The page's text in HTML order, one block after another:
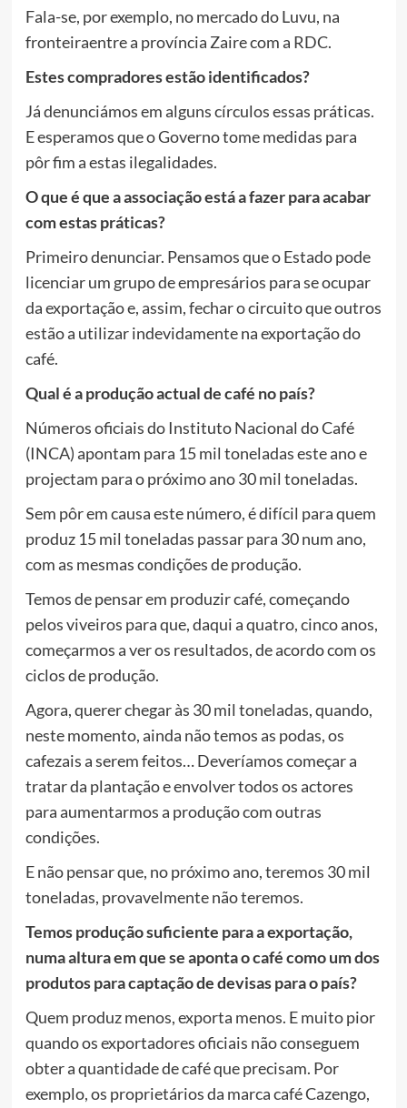
Fala-se, por exemplo, no mercado do Luvu, na
fronteiraentre a província Zaire com a RDC.
Estes compradores estão identificados?
Já denunciámos em alguns círculos essas práticas.
E esperamos que o Governo tome medidas para
pôr fim a estas ilegalidades.
O que é que a associação está a fazer para acabar
com estas práticas?
Primeiro denunciar. Pensamos que o Estado pode
licenciar um grupo de empresários para se ocupar
da exportação e, assim, fechar o circuito que outros
estão a utilizar indevidamente na exportação do
café.
Qual é a produção actual de café no país?
Números oficiais do Instituto Nacional do Café
(INCA) apontam para 15 mil toneladas este ano e
projectam para o próximo ano 30 mil toneladas.
Sem pôr em causa este número, é difícil para quem
produz 15 mil toneladas passar para 30 num ano,
com as mesmas condições de produção.
Temos de pensar em produzir café, começando
pelos viveiros para que, daqui a quatro, cinco anos,
começarmos a ver os resultados, de acordo com os
ciclos de produção.
Agora, querer chegar às 30 mil toneladas, quando,
neste momento, ainda não temos as podas, os
cafezais a serem feitos… Deveríamos começar a
tratar da plantação e envolver todos os actores
para aumentarmos a produção com outras
condições.
E não pensar que, no próximo ano, teremos 30 mil
toneladas, provavelmente não teremos.
Temos produção suficiente para a exportação,
numa altura em que se aponta o café como um dos
produtos para captação de devisas para o país?
Quem produz menos, exporta menos. E muito pior
quando os exportadores oficiais não conseguem
obter a quantidade de café que precisam. Por
exemplo, os proprietários da marca café Cazengo,